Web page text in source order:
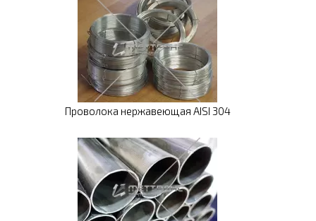
Проволока нержавеющая AISI 304